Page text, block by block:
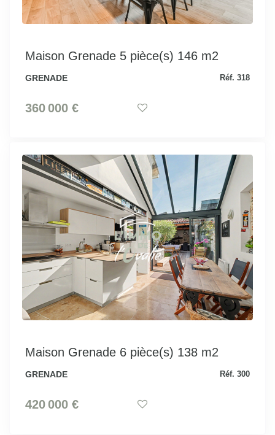
Maison Grenade 5 pièce(s) 146 m2
GRENADE Réf. 318
360 000 €
Maison Grenade 6 pièce(s) 138 m2
GRENADE Réf. 300
420 000 €